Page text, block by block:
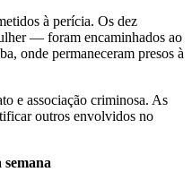
à perícia. Os dez
— foram encaminhados ao
onde permaneceram presos à
e associação criminosa. As
outros envolvidos no
semana